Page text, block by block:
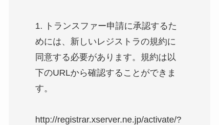
1. トランスファー申請に承認するた
めには、新しいレジストラの規約に
同意する必要があります。規約は以
下のURLから確認することができま
す。
http://registrar.xserver.ne.jp/activate/?